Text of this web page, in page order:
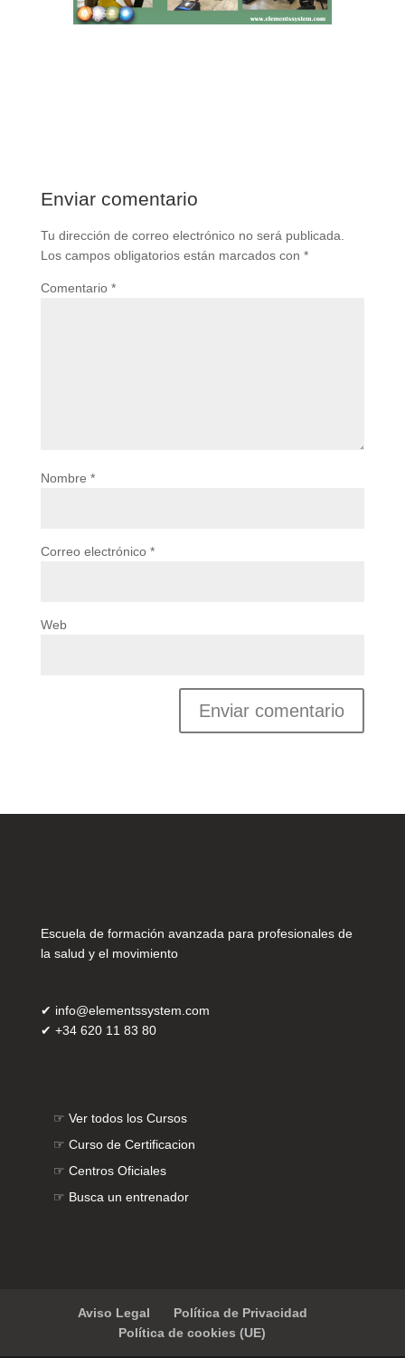
Enviar comentario
Tu dirección de correo electrónico no será publicada.
Los campos obligatorios están marcados con *
Comentario *
Nombre *
Correo electrónico *
Web
Escuela de formación avanzada para profesionales de
la salud y el movimiento
✔ info@elementssystem.com
✔ +34 620 11 83 80
☞ Ver todos los Cursos
☞ Curso de Certificacion
☞ Centros Oficiales
☞ Busca un entrenador
Aviso Legal
Política de Privacidad
Política de cookies (UE)